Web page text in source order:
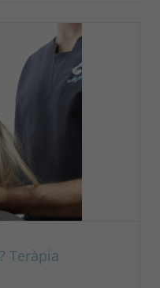
Teràpia